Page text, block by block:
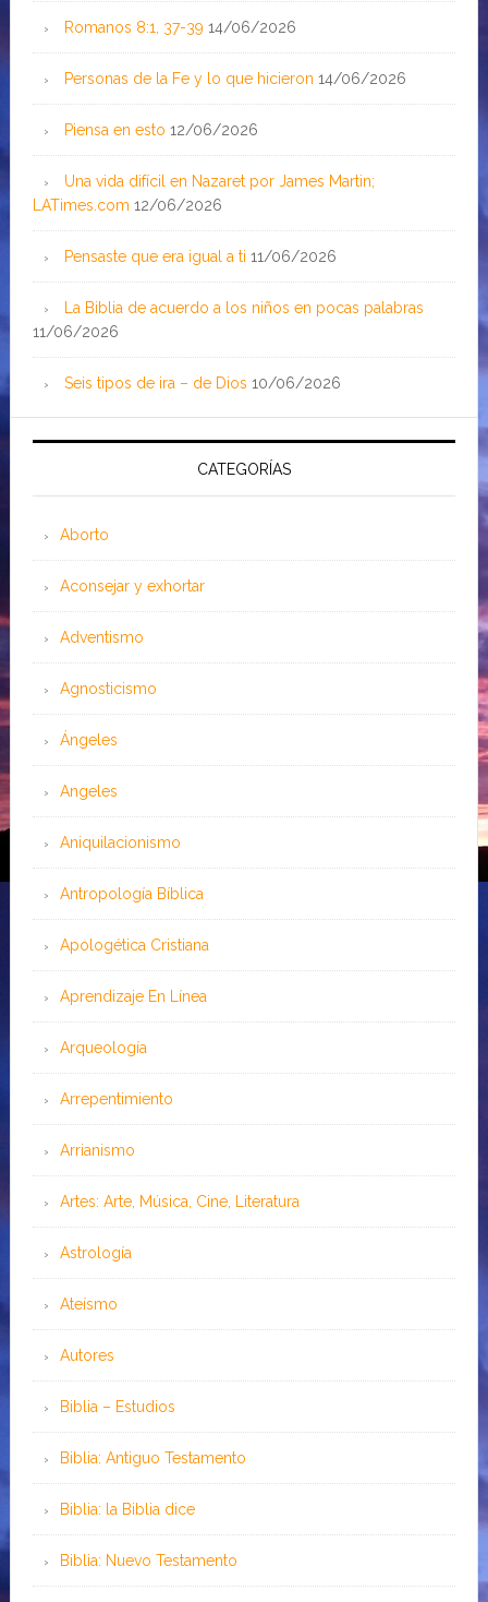
Romanos 8:1, 37-39 14/06/2026
Personas de la Fe y lo que hicieron 14/06/2026
Piensa en esto 12/06/2026
Una vida difícil en Nazaret por James Martin;
LATimes.com 12/06/2026
Pensaste que era igual a ti 11/06/2026
La Biblia de acuerdo a los niños en pocas palabras
11/06/2026
Seis tipos de ira – de Dios 10/06/2026
CATEGORÍAS
Aborto
Aconsejar y exhortar
Adventismo
Agnosticismo
Ángeles
Angeles
Aniquilacionismo
Antropología Bíblica
Apologética Cristiana
Aprendizaje En Línea
Arqueología
Arrepentimiento
Arrianismo
Artes: Arte, Música, Cine, Literatura
Astrología
Ateísmo
Autores
Biblia – Estudios
Biblia: Antiguo Testamento
Biblia: la Biblia dice
Biblia: Nuevo Testamento